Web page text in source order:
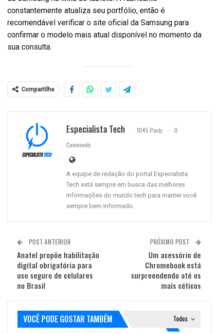
constantemente atualiza seu portfólio, então é
recomendável verificar o site oficial da Samsung para
confirmar o modelo mais atual disponível no momento da
sua consulta.
Compartilhe
Especialista Tech 1045 Posts
0
Comments
A equipe de redação do portal Especialista
Tech está sempre em busca das melhores
informações do mundo tech para manter você
sempre bem informado.
POST ANTERIOR
Anatel propõe habilitação
digital obrigatória para
uso seguro de celulares
no Brasil
PRÓXIMO POST
Um acessório de
Chromebook está
surpreendendo até os
mais céticos
Todos
VOCÊ PODE GOSTAR TAMBÉM